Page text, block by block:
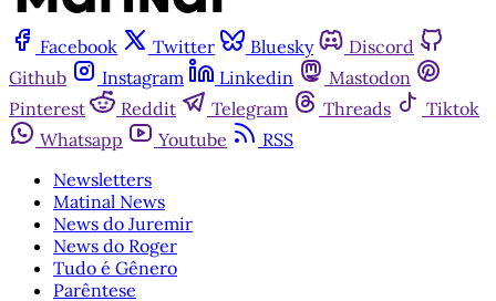
Facebook Twitter Bluesky
Discord
Github
Instagram Linkedin
Mastodon
Pinterest
Reddit Telegram Threads
Tiktok
Whatsapp
Youtube
RSS
Newsletters
Matinal News
News do Juremir
News do Roger
Tudo é Gênero
Parêntese